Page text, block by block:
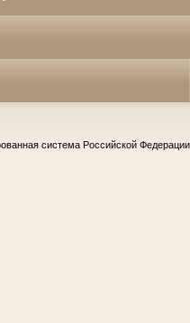
система Российской